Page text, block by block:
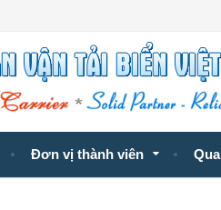
Đơn vị thành viên